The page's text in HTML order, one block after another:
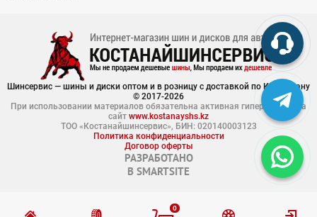
0
Шинсервис — шины и диски оптом и в розницу с доставкой по Казахстану
© 2017-2026
При использовании материалов обязательна активная гиперссылка на
сайт www.kostanayshs.kz
ТОО «Костанайшинсервис», БИН: 020140003123
Политика конфиденциальности
Договор оферты
РАЗРАБОТАНО
В SMARTSITE